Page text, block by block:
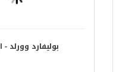
بوليفارد وورلد -